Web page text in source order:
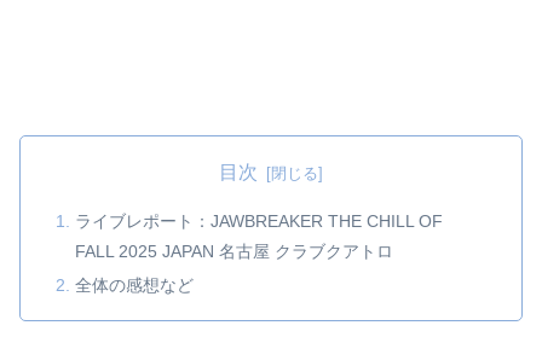
目次
ライブレポート：JAWBREAKER THE CHILL OF
FALL 2025 JAPAN 名古屋 クラブクアトロ
全体の感想など